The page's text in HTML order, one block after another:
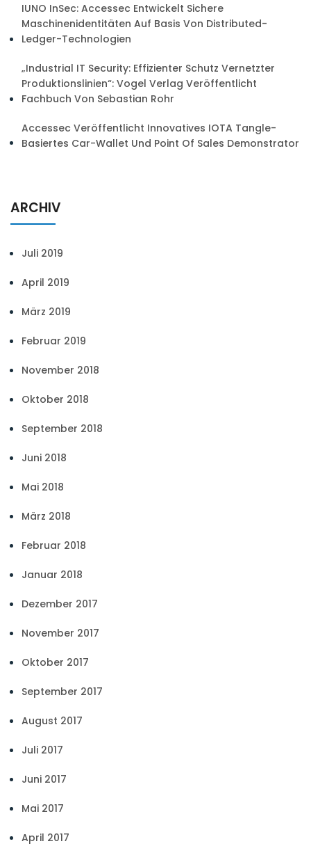
IUNO InSec: Accessec Entwickelt Sichere
Maschinenidentitäten Auf Basis Von Distributed-
Ledger-Technologien
„Industrial IT Security: Effizienter Schutz Vernetzter
Produktionslinien“: Vogel Verlag Veröffentlicht
Fachbuch Von Sebastian Rohr
Accessec Veröffentlicht Innovatives IOTA Tangle-
Basiertes Car-Wallet Und Point Of Sales Demonstrator
ARCHIV
Juli 2019
April 2019
März 2019
Februar 2019
November 2018
Oktober 2018
September 2018
Juni 2018
Mai 2018
März 2018
Februar 2018
Januar 2018
Dezember 2017
November 2017
Oktober 2017
September 2017
August 2017
Juli 2017
Juni 2017
Mai 2017
April 2017